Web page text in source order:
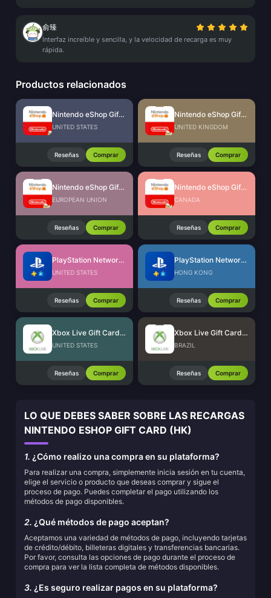
俞臻
Interfaz increíble y sencilla, y la velocidad de recarga es muy
rápida.
Productos relacionados
Nintendo eShop Gift Card (US)
UNITED STATES
Reseñas Comprar
Nintendo eShop Gift Card (UK)
UNITED KINGDOM
Reseñas Comprar
Nintendo eShop Gift Card (EU)
EUROPEAN UNION
Reseñas Comprar
Nintendo eShop Gift Card (CA)
CANADA
Reseñas Comprar
PlayStation Network Card (US)
UNITED STATES
Reseñas Comprar
PlayStation Network Card (HK)
HONG KONG
Reseñas Comprar
Xbox Live Gift Card (US)
UNITED STATES
Reseñas Comprar
Xbox Live Gift Card (BR)
BRAZIL
Reseñas Comprar
LO QUE DEBES SABER SOBRE LAS RECARGAS
NINTENDO ESHOP GIFT CARD (HK)
1. ¿Cómo realizo una compra en su plataforma?
Para realizar una compra, simplemente inicia sesión en tu cuenta,
elige el servicio o producto que deseas comprar y sigue el
proceso de pago. Puedes completar el pago utilizando los
métodos de pago disponibles.
2. ¿Qué métodos de pago aceptan?
Aceptamos una variedad de métodos de pago, incluyendo tarjetas
de crédito/débito, billeteras digitales y transferencias bancarias.
Por favor, consulta las opciones de pago durante el proceso de
compra para ver la lista completa de métodos disponibles.
3. ¿Es seguro realizar pagos en su plataforma?